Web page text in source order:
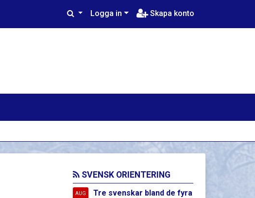
Logga in Skapa konto
SVENSK ORIENTERING
AUG
Tre svenskar bland de fyra